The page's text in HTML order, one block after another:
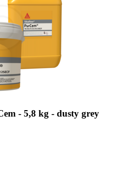
- 5,8 kg - dusty grey